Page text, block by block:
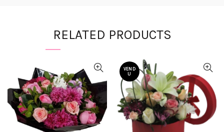
RELATED PRODUCTS
VEND
U